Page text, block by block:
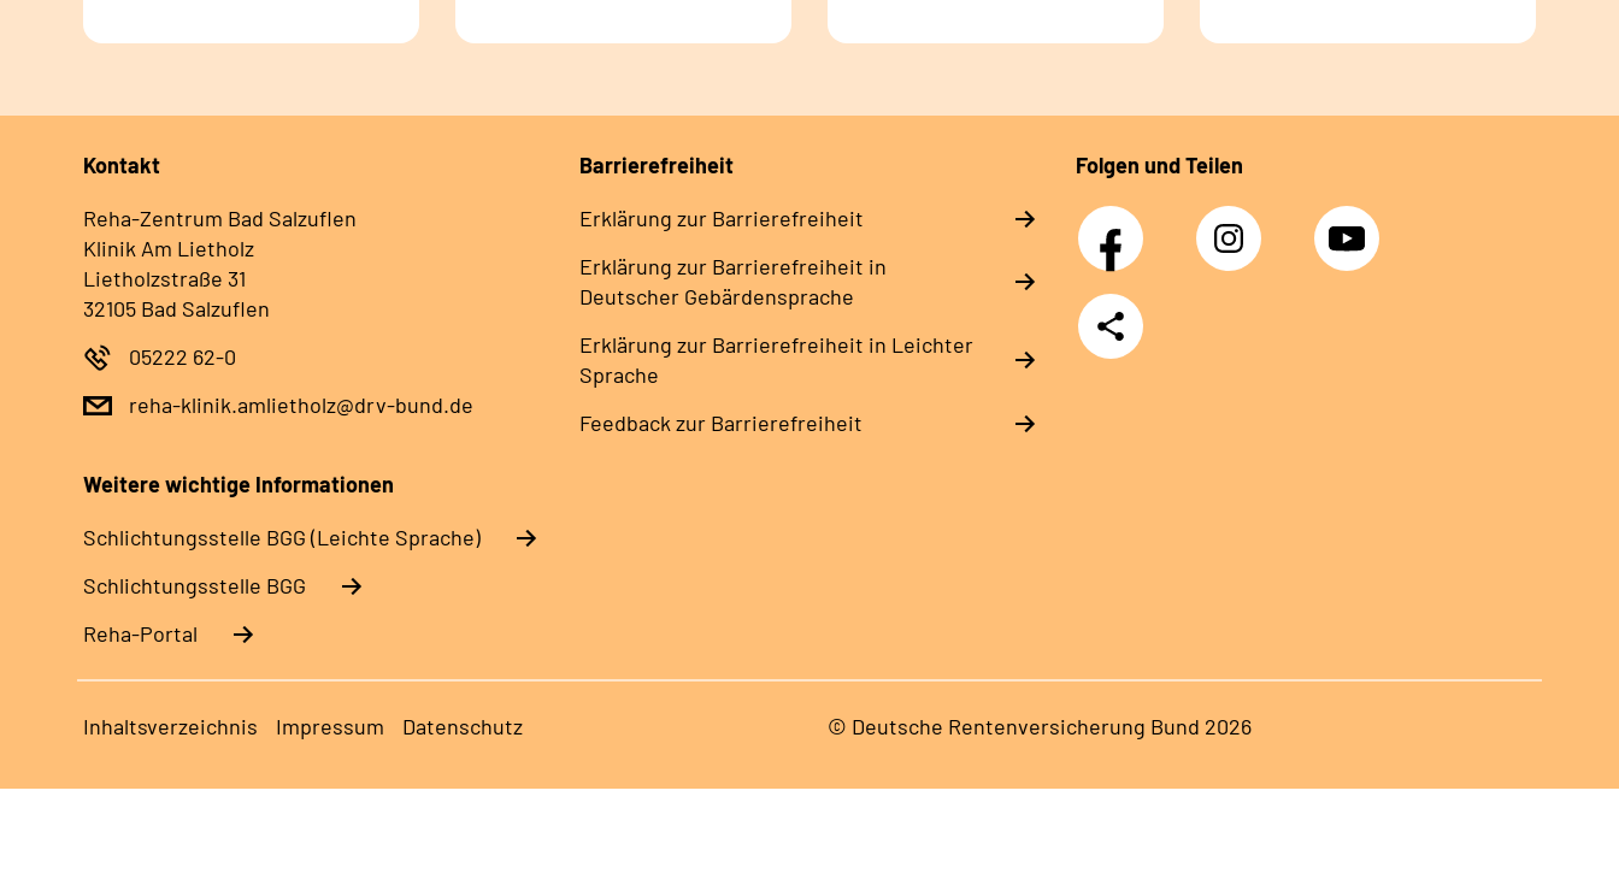
Kontakt
Reha-Zentrum Bad Salzuflen
Klinik Am Lietholz
Lietholzstraße 31
32105 Bad Salzuflen
05222 62-0
reha-klinik.amlietholz@drv-bund.de
Barrierefreiheit
Erklärung zur Barrierefreiheit
Erklärung zur Barrierefreiheit in
Deutscher Gebärdensprache
Erklärung zur Barrierefreiheit in Leichter
Sprache
Feedback zur Barrierefreiheit
Folgen und Teilen
Facebook Instagram YouTube
Teilen
Weitere wichtige Informationen
Schlich­tungs­stel­le BGG (Leichte Sprache)
Schlich­tungs­stel­le BGG
Reha-Portal
Inhaltsverzeichnis Impressum Datenschutz © Deutsche Rentenversicherung Bund 2026